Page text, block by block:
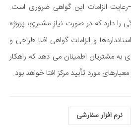
الزامات این گواهی ضروری است.
را دارد که در صورت نیاز مشتری، پروژه
و الزامات گواهی افتا طراحی و
به مشتریان اطمینان می دهد که راهکار
مورد تأیید مرکز افتا خواهد بود.
نرم افزار سفارشی